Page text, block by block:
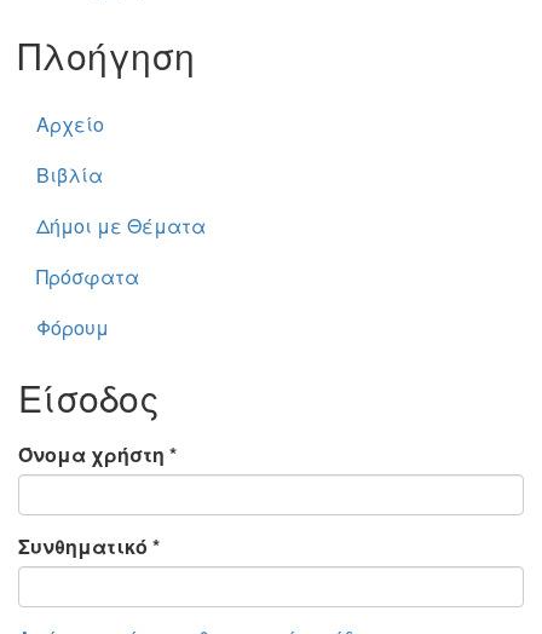
Πλοήγηση
Αρχείο
Βιβλία
Δήμοι με Θέματα
Πρόσφατα
Φόρουμ
Είσοδος
Όνομα χρήστη *
Συνθηματικό *